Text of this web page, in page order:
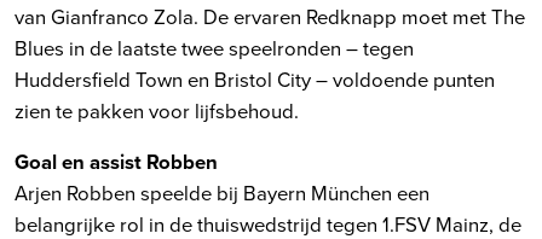
van Gianfranco Zola. De ervaren Redknapp moet met The
Blues in de laatste twee speelronden – tegen
Huddersfield Town en Bristol City – voldoende punten
zien te pakken voor lijfsbehoud.
Goal en assist Robben
Arjen Robben speelde bij Bayern München een
belangrijke rol in de thuiswedstrijd tegen 1.FSV Mainz, de